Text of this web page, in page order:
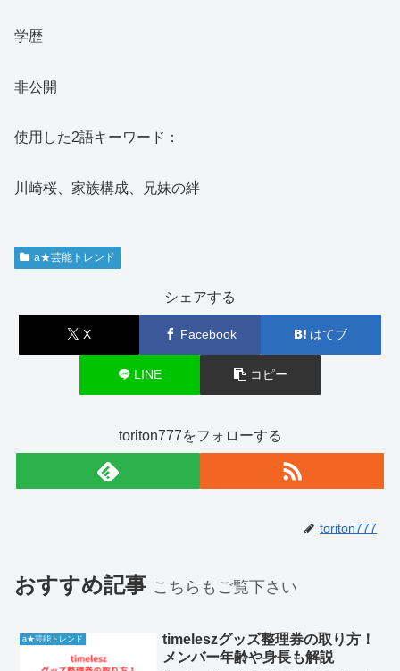
学歴
非公開
使用した2語キーワード：
川崎桜、家族構成、兄妹の絆
a★芸能トレンド
シェアする
X Facebook はてブ
LINE コピー
toriton777をフォローする
toriton777
おすすめ記事 こちらもご覧下さい
a★芸能トレンド
timeleszグッズ整理券の取り方！
メンバー年齢や身長も解説